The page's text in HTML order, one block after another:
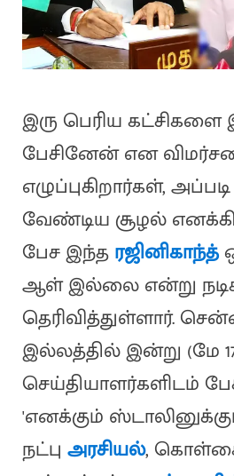
இரு பெரிய
பேசினேன் என
எழுப்புகிறார்கள்,
வேண்டிய சூழல்
பேச இந்தரஜினிகாந்த்
ஆள் இல்லை என்று
தெரிவித்துள்ளார்.
இல்லத்தில் இன்று (மே
செய்தியாளர்களிடம்
'எனக்கும்
நட்பு அரசியல்,